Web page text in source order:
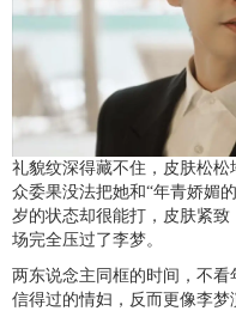
礼貌纹深得藏不住，皮肤松
众委果没法把她和“年青娇媚
岁的状态却很能打，皮肤紧
场完全压过了李梦。
两东说念主同框的时间，不
信得过的情妇，反而更像李